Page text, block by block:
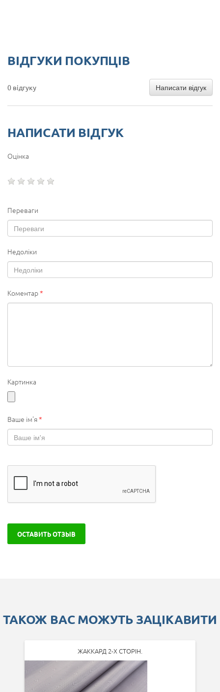
ВІДГУКИ ПОКУПЦІВ
0 відгуку Написати відгук
НАПИСАТИ ВІДГУК
Оцінка
Переваги
Недоліки
Коментар*
Картинка
Ваше ім'я*
ОСТАВИТЬ ОТЗЫВ
ТАКОЖ ВАС МОЖУТЬ ЗАЦІКАВИТИ
ЖАККАРД 2-Х СТОРІН.